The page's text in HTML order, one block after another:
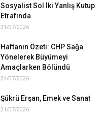
Sosyalist Sol İki Yanlış Kutup
Etrafında
31/07/2026
Haftanın Özeti: CHP Sağa
Yönelerek Büyümeyi
Amaçlarken Bölündü
24/07/2026
Şükrü Erşan, Emek ve Sanat
21/07/2026